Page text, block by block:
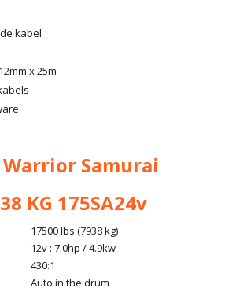
kabel
x 25m
Samurai
KG 175SA24v
17500 lbs (7938 kg)
12v : 7.0hp / 4.9kw
430:1
Auto in the drum